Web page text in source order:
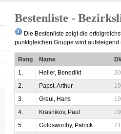
Bestenliste -
Die Bestenliste zeigt die
punktgleichen Gruppe wird
Rang Name
1.
Heller, Benedikt
2.
Papst, Arthur
3.
Greul, Hans
4.
Krasnikov, Paul
5.
Goldsworthy, Patrick